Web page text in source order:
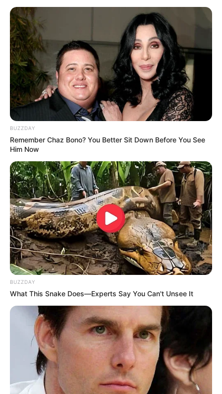
BUZZDAY
Remember Chaz Bono? You Better Sit Down Before You See
Him Now
BUZZDAY
What This Snake Does—Experts Say You Can't Unsee It